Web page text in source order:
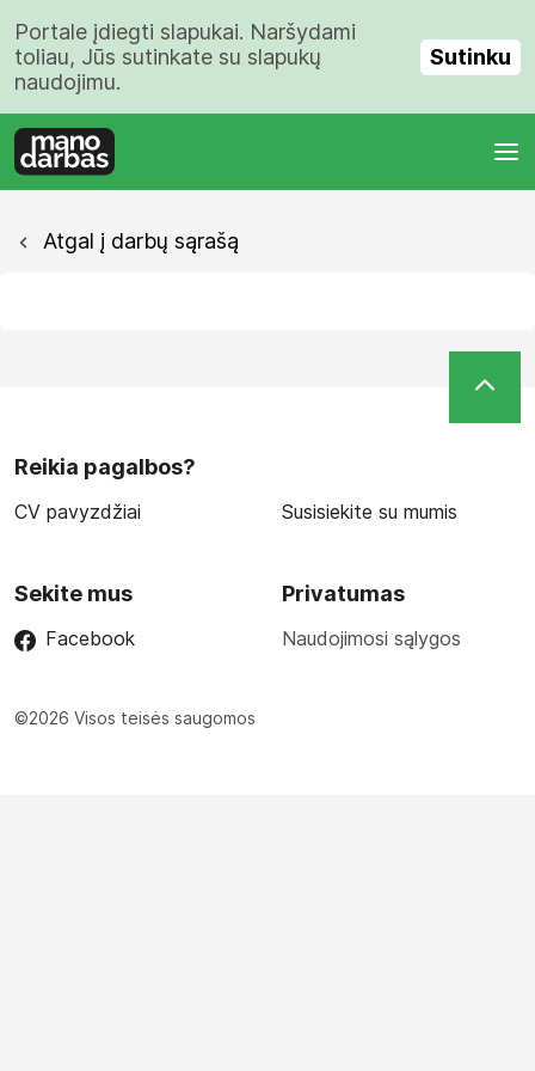
Portale įdiegti slapukai. Naršydami
toliau, Jūs sutinkate su slapukų
naudojimu.
Sutinku
Atgal į darbų sąrašą
Reikia pagalbos?
CV pavyzdžiai Susisiekite su mumis
Sekite mus
Facebook
Privatumas
Naudojimosi sąlygos
©2026 Visos teisės saugomos